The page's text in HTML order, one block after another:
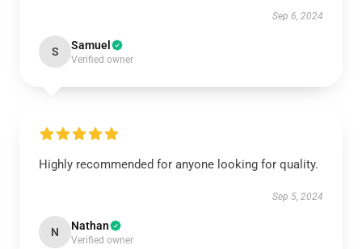
Sep 6, 2024
S Samuel
Verified owner
Highly recommended for anyone looking for quality.
Sep 5, 2024
N Nathan
Verified owner